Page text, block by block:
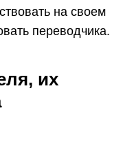
на своем
переводчика.
их